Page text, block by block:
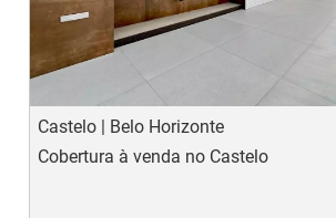
Previous
Castelo | Belo Horizonte
Cobertura à venda no Castelo